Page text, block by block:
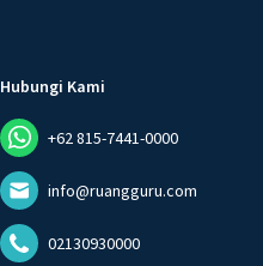
Hubungi Kami
+62 815-7441-0000
info@ruangguru.com
02130930000